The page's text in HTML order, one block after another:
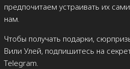
предпочитаем устраивать их
нам.
Чтобы получать подарки,
Вили Улей, подпишитесь на
Telegram.